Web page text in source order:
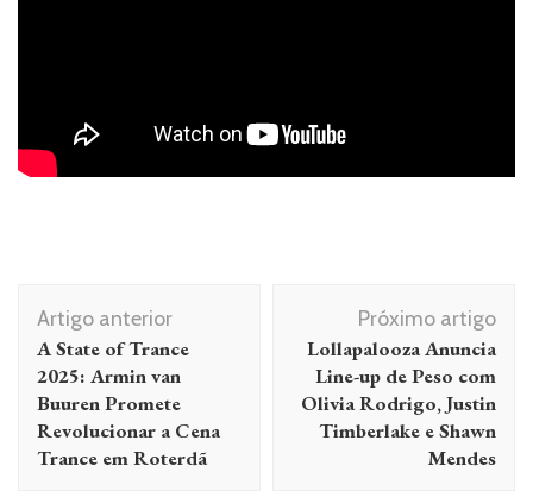
Navegação
de
post
Artigo anterior
A State of Trance
2025: Armin van
Buuren Promete
Revolucionar a Cena
Trance em Roterdã
Próximo artigo
Lollapalooza Anuncia
Line-up de Peso com
Olivia Rodrigo, Justin
Timberlake e Shawn
Mendes